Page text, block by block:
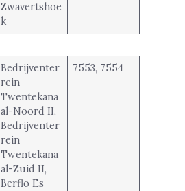
Zwavertshoe
k
Bedrijventer
rein
Twentekana
al-Noord II,
Bedrijventer
rein
Twentekana
al-Zuid II,
Berflo Es
7553, 7554